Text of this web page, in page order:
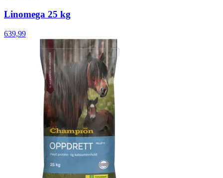
Linomega 25 kg
639,99